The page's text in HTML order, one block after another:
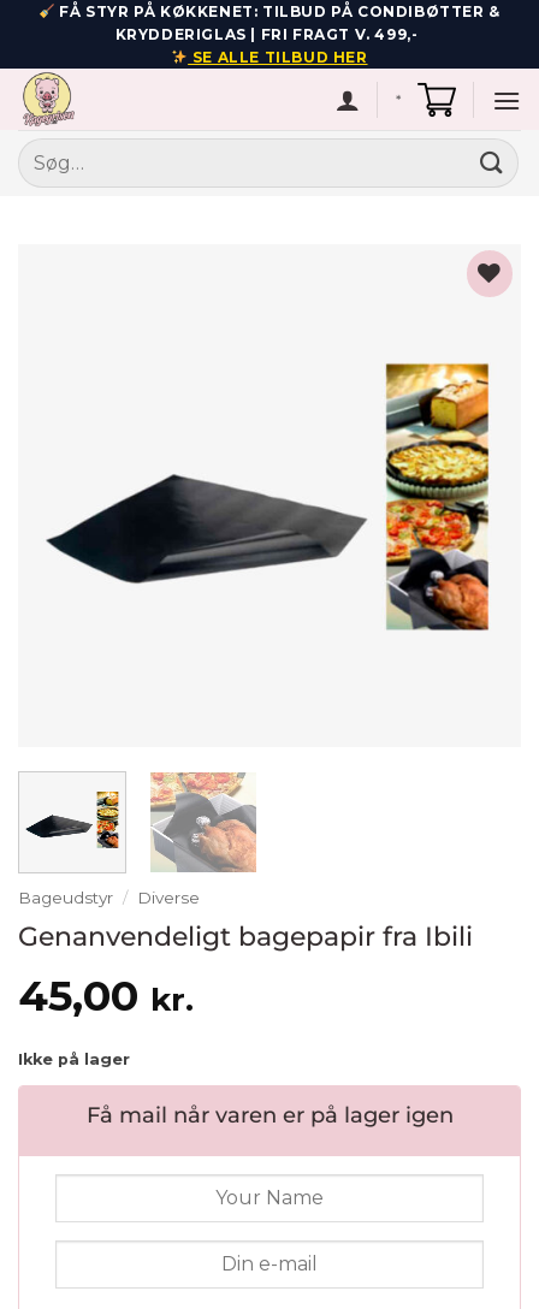
Fortsæt
indhold
FÅ STYR PÅ KØKKENET: TILBUD PÅ CONDIBØTTER &
KRYDDERIGLAS | FRI FRAGT V. 499,-
SE ALLE TILBUD HER
*
Søg
efter:
Bageudstyr / Diverse
Genanvendeligt bagepapir fra Ibili
45,00 kr.
Ikke på lager
Få mail når varen er på lager igen